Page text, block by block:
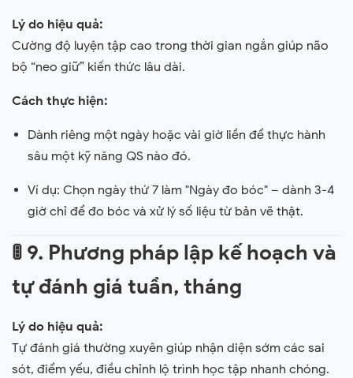
Lý do hiệu quả:
Cường độ luyện tập cao trong thời gian ngắn giúp não
bộ “neo giữ” kiến thức lâu dài.
Cách thực hiện:
Dành riêng một ngày hoặc vài giờ liền để thực hành
sâu một kỹ năng QS nào đó.
Ví dụ: Chọn ngày thứ 7 làm "Ngày đo bóc" – dành 3-4
giờ chỉ để đo bóc và xử lý số liệu từ bản vẽ thật.
🚦 9. Phương pháp lập kế hoạch và
tự đánh giá tuần, tháng
Lý do hiệu quả:
Tự đánh giá thường xuyên giúp nhận diện sớm các sai
sót, điểm yếu, điều chỉnh lộ trình học tập nhanh chóng.